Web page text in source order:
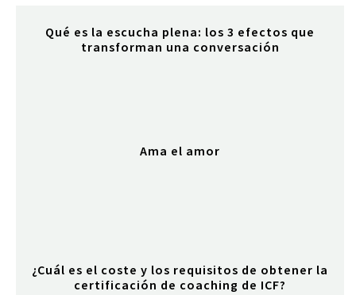
Qué es la escucha plena: los 3 efectos que
transforman una conversación
Ama el amor
¿Cuál es el coste y los requisitos de obtener la
certificación de coaching de ICF?